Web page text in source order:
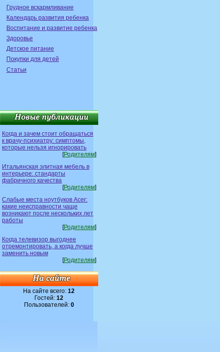
Грудное вскармливание
Календарь развития ребенка
Воспитание и развитие ребенка
Здоровье
Детское питание
Покупки для детей
Статьи
Когда и зачем стоит обращаться
к врачу-психиатру: симптомы,
которые нельзя игнорировать
[Родителям]
Итальянская элитная мебель в
интерьере: стандарты
фабричного качества
[Родителям]
Слабые места ноутбуков Acer:
какие неисправности чаще
возникают после нескольких лет
работы
[Родителям]
Когда телевизор выгоднее
отремонтировать, а когда лучше
заменить новым
[Родителям]
На сайте всего:12
Гостей:12
Пользователей: 0